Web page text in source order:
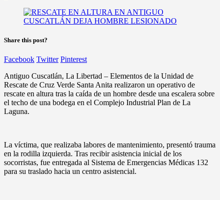
Share this post?
Facebook Twitter Pinterest
Antiguo Cuscatlán, La Libertad – Elementos de la Unidad de
Rescate de Cruz Verde Santa Anita realizaron un operativo de
rescate en altura tras la caída de un hombre desde una escalera sobre
el techo de una bodega en el Complejo Industrial Plan de La
Laguna.
La víctima, que realizaba labores de mantenimiento, presentó trauma
en la rodilla izquierda. Tras recibir asistencia inicial de los
socorristas, fue entregada al Sistema de Emergencias Médicas 132
para su traslado hacia un centro asistencial.